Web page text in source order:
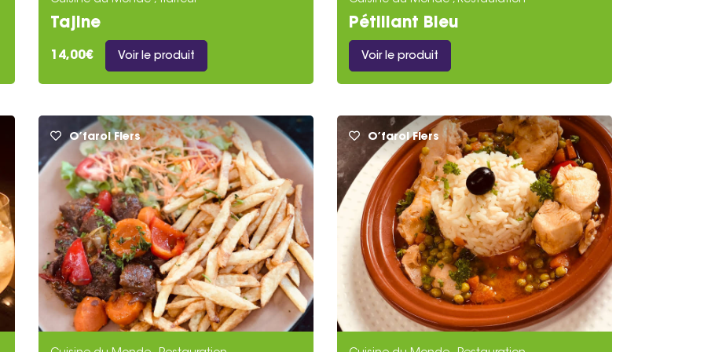
facilement l’établissement de cuisine du monde qui correspond à vos envies et à vos besoins,
Découvrez dès maintenant notre sélection et régalez-vous avec les meilleures saveurs
Tajine
14,00€ Voir le produit
Pétillant Bleu
Voir le produit
O’farol Flers O’farol Flers